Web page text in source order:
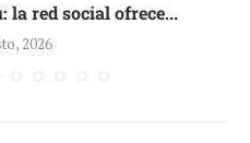
la red social ofrece...
2026